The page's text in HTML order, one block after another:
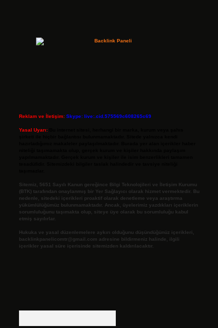
Reklam ve İletişim: Skype: live:.cid.575569c608265c69
Yasal Uyarı:
Sitemiz, 5651 Sayılı Kanun gereğince Bilgi Teknolojileri ve İletişim Kurumu
(BTK) tarafından onaylanmış bir Yer Sağlayıcı olarak hizmet vermektedir. Bu
nedenle, sitedeki içerikleri proaktif olarak denetleme veya araştırma
yükümlülüğümüz bulunmamaktadır. Ancak, üyelerimiz yazdıkları içeriklerin
sorumluluğunu taşımakta olup, siteye üye olarak bu sorumluluğu kabul
etmiş sayılırlar.
Hukuka ve yasal düzenlemelere aykırı olduğunu düşündüğünüz içerikleri,
backlinkpanelicomtr@gmail.com adresine bildirmeniz halinde, ilgili
içerikler yasal süre içerisinde sitemizden kaldırılacaktır.